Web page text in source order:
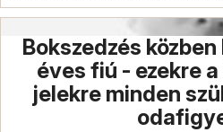
Bokszedzés
éves fiú - ezekre
jelekre minden